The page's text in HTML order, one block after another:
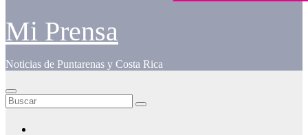
Mi Prensa
Noticias de Puntarenas y Costa Rica